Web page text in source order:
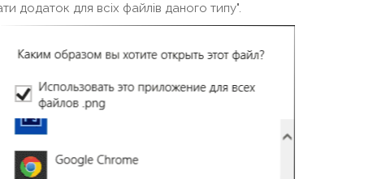
додаток для всіх файлів даного типу".